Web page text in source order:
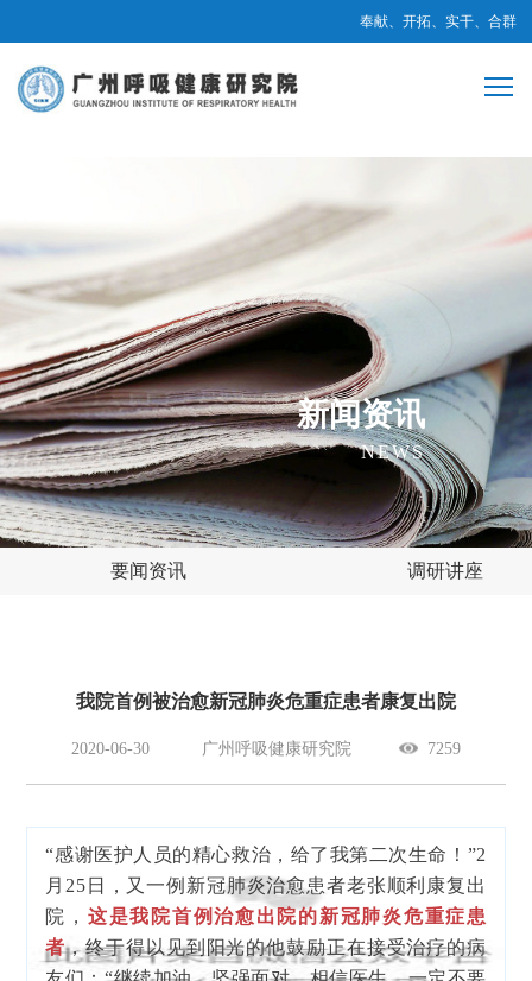
奉献、开拓、实干、合群
新闻资讯
NEWS
要闻资讯 调研讲座
我院首例被治愈新冠肺炎危重症患者康复出院
2020-06-30 广州呼吸健康研究院 7259
“感谢医护人员的精心救治，给了我第二次生命！”2
月25日，又一例新冠肺炎治愈患者老张顺利康复出
院， 这是我院首例治愈出院的新冠肺炎危重症患
者，终于得以见到阳光的他鼓励正在接受治疗的病